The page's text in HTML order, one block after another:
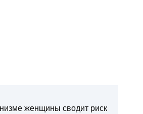
женщины сводит риск